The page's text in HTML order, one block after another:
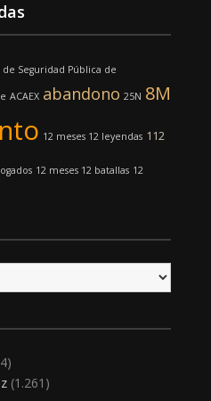
Seguridad Pública de
ACAEX abandono 25N 8M
12 meses 12 leyendas 112
12 meses 12 batallas 12
(1.261)